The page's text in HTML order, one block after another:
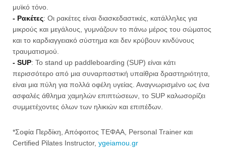
μυϊκό τόνο.
- Ρακέτες: Οι ρακέτες είναι διασκεδαστικές, κατάλληλες για
μικρούς και μεγάλους, γυμνάζουν το πάνω μέρος του σώματος
και το καρδιαγγειακό σύστημα και δεν κρύβουν κινδύνους
τραυματισμού.
- SUP: Το stand up paddleboarding (SUP) είναι κάτι
περισσότερο από μια συναρπαστική υπαίθρια δραστηριότητα,
είναι μια πύλη για πολλά οφέλη υγείας. Αναγνωρισμένο ως ένα
ασφαλές άθλημα χαμηλών επιπτώσεων, το SUP καλωσορίζει
συμμετέχοντες όλων των ηλικιών και επιπέδων.
*Σοφία Περδίκη, Απόφοιτος ΤΕΦΑΑ, Personal Trainer και
Certified Pilates Instructor, ygeiamou.gr